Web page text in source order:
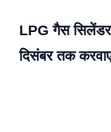
LPG गैस
दिसंबर तक